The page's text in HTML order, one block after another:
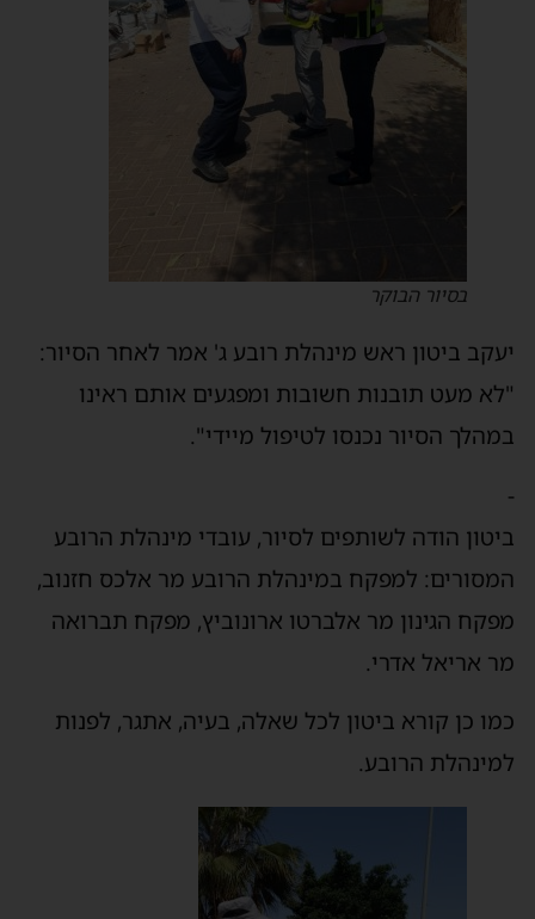
בסיור הבוקר
יעקב ביטון ראש מינהלת רובע ג' אמר לאחר הסיור:
"לא מעט תובנות חשובות ומפגעים אותם ראינו
במהלך הסיור נכנסו לטיפול מיידי".
-
ביטון הודה לשותפים לסיור, עובדי מינהלת הרובע
המסורים: למפקח במינהלת הרובע מר אלכס חזנוב,
מפקח הגינון מר אלברטו ארונוביץ, מפקח תברואה
מר אריאל אדרי.
כמו כן קורא ביטון לכל שאלה, בעיה, אתגר, לפנות
למינהלת הרובע.